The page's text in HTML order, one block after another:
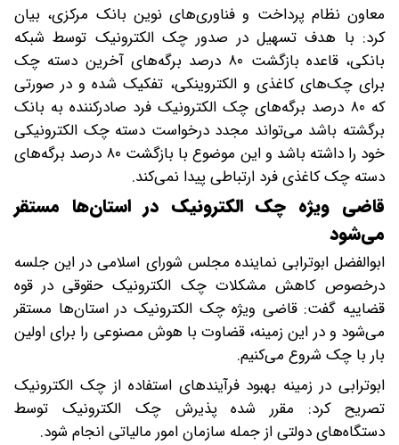
معاون نظام پرداخت و فناوری‌های نوین بانک مرکزی، بیان
کرد: با هدف تسهیل در صدور چک الکترونیک توسط شبکه
بانکی، قاعده بازگشت ۸۰ درصد برگه‌های آخرین دسته چک
برای چک‌های کاغذی و الکتروینکی، تفکیک شده و در صورتی
که ۸۰ درصد برگه‌های چک الکترونیک فرد صادرکننده به بانک
برگشته باشد می‌تواند مجدد درخواست دسته چک الکترونیکی
خود را داشته باشد و این موضوع با بازگشت ۸۰ درصد برگه‌های
دسته چک کاغذی فرد ارتباطی پیدا نمی‌کند.
قاضی ویژه چک الکترونیک در استان‌ها مستقر
می‌شود
ابوالفضل ابوترابی نماینده مجلس شورای اسلامی در این جلسه
درخصوص کاهش مشکلات چک الکترونیک حقوقی در قوه
قضاییه گفت: قاضی ویژه چک الکترونیک در استان‌ها مستقر
می‌شود و در این زمینه، قضاوت با هوش مصنوعی را برای اولین
بار با چک شروع می‌کنیم.
ابوترابی در زمینه بهبود فرآیندهای استفاده از چک الکترونیک
تصریح کرد: مقرر شده پذیرش چک الکترونیک توسط
دستگاه‌های دولتی از جمله سازمان امور مالیاتی انجام شود.